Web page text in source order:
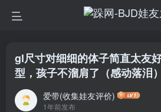
gl尺寸对细细的体子简直太友
型，孩子不溜肩了（感动落泪）
爱带(收集娃友评价)
1年前发布